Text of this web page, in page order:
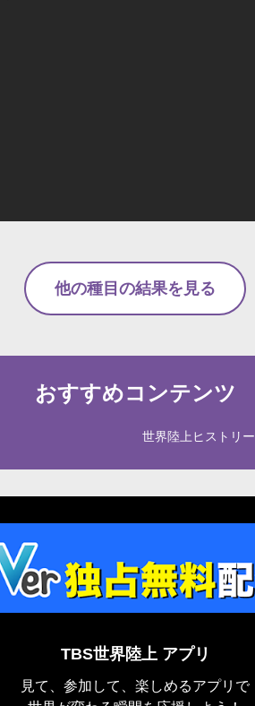
他の種目の結果を見る
おすすめコンテンツ
世界陸上ヒストリー
TBS世界陸上 アプリ
見て、参加して、楽しめるアプリで